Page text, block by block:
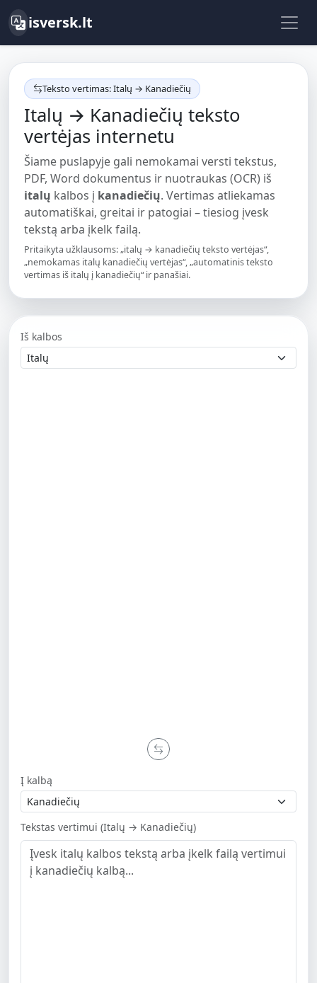
isversk.lt
Teksto vertimas: Italų → Kanadiečių
Italų → Kanadiečių teksto
vertėjas internetu
Šiame puslapyje gali nemokamai versti tekstus,
PDF, Word dokumentus ir nuotraukas (OCR) iš
italų kalbos į kanadiečių. Vertimas atliekamas
automatiškai, greitai ir patogiai – tiesiog įvesk
tekstą arba įkelk failą.
Pritaikyta užklausoms: „italų → kanadiečių teksto vertėjas“,
„nemokamas italų kanadiečių vertėjas“, „automatinis teksto
vertimas iš italų į kanadiečių“ ir panašiai.
Iš kalbos
Į kalbą
Tekstas vertimui (Italų → Kanadiečių)